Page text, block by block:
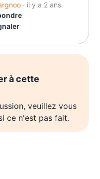
· il y a 2 ans
à cette
veuillez vous
ce n'est pas fait.